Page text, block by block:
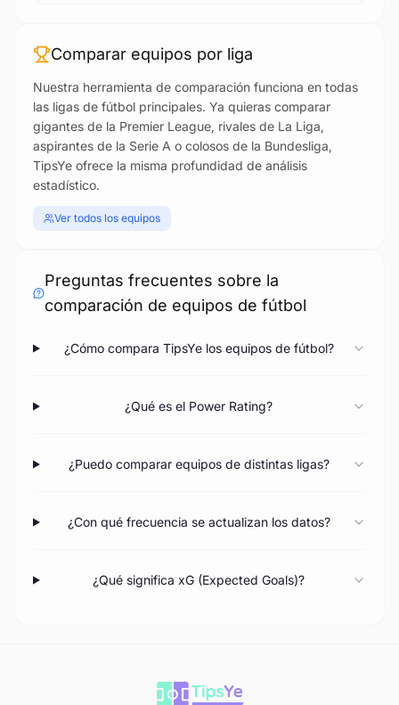
Comparar equipos por liga
Nuestra herramienta de comparación funciona en todas
las ligas de fútbol principales. Ya quieras comparar
gigantes de la Premier League, rivales de La Liga,
aspirantes de la Serie A o colosos de la Bundesliga,
TipsYe ofrece la misma profundidad de análisis
estadístico.
Ver todos los equipos
Preguntas frecuentes sobre la
comparación de equipos de fútbol
¿Cómo compara TipsYe los equipos de fútbol?
¿Qué es el Power Rating?
¿Puedo comparar equipos de distintas ligas?
¿Con qué frecuencia se actualizan los datos?
¿Qué significa xG (Expected Goals)?